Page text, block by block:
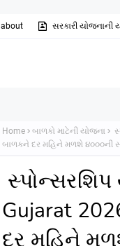
about સરકારી યોજનાની
Home બાળકો માટેની યોજના
બાળકને દર મહિને મળશે ૪૦૦૦ની
Gujarat
દર મહિને